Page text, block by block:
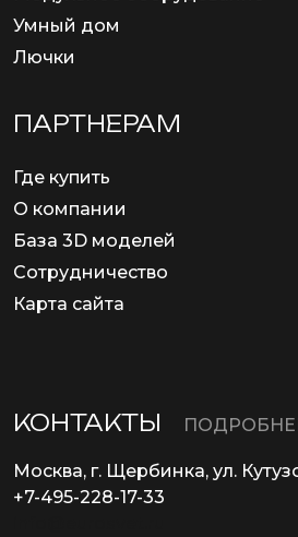
Умный дом
Лючки
ПАРТНЕРАМ
Где купить
О компании
База 3D моделей
Сотрудничество
Карта сайта
КОНТАКТЫ
Москва, г. Щербинка, ул.
+7-495-228-17-33